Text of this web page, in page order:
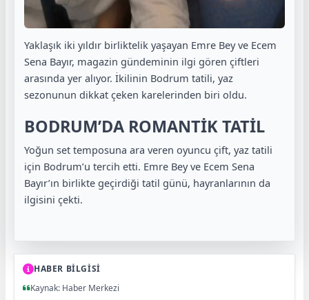
Yaklaşık iki yıldır birliktelik yaşayan Emre Bey ve Ecem
Sena Bayır, magazin gündeminin ilgi gören çiftleri
arasında yer alıyor. İkilinin Bodrum tatili, yaz
sezonunun dikkat çeken karelerinden biri oldu.
BODRUM’DA ROMANTİK TATİL
Yoğun set temposuna ara veren oyuncu çift, yaz tatili
için Bodrum’u tercih etti. Emre Bey ve Ecem Sena
Bayır’ın birlikte geçirdiği tatil günü, hayranlarının da
ilgisini çekti.
HABER BİLGİSİ
Kaynak: Haber Merkezi